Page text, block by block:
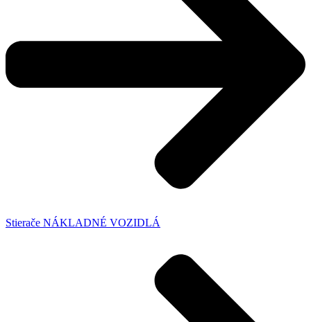
Stierače NÁKLADNÉ VOZIDLÁ